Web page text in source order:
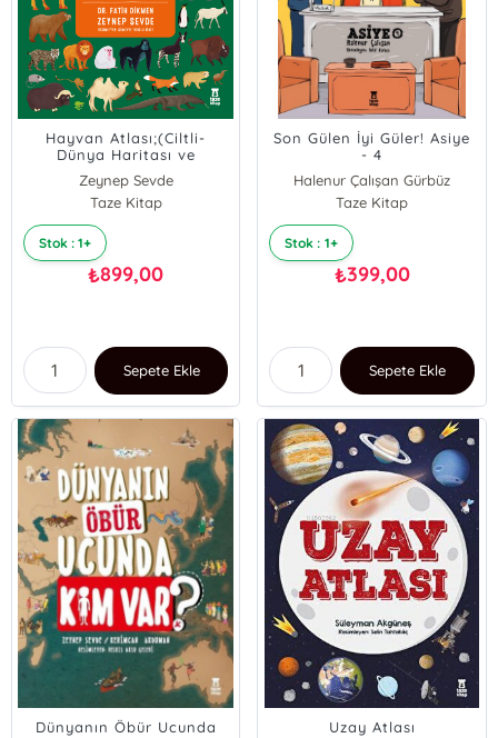
Hayvan Atlası;(Ciltli-
Dünya Haritası ve
Çıkartma Hediyeli)
Zeynep Sevde
fatih dikmen
Taze Kitap
Stok : 1+
₺899,00
Sepete Ekle
Son Gülen İyi Güler! Asiye
- 4
Halenur Çalışan Gürbüz
Taze Kitap
Stok : 1+
₺399,00
Sepete Ekle
Dünyanın Öbür Ucunda
Uzay Atlası